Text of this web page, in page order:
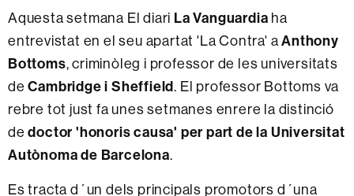
Aquesta setmana El diari La Vanguardia ha
entrevistat en el seu apartat 'La Contra' aAnthony
Bottoms, criminòleg i professor de les universitats
deCambridge i Sheffield. El professor Bottoms va
rebre tot just fa unes setmanes enrere la distinció
dedoctor 'honoris causa' per part de la Universitat
Autònoma de Barcelona.
Es tracta d´un dels principals promotors d´una